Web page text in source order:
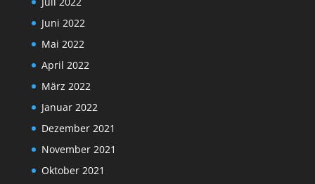
Juni 2022
Mai 2022
April 2022
März 2022
Januar 2022
Dezember 2021
November 2021
Oktober 2021